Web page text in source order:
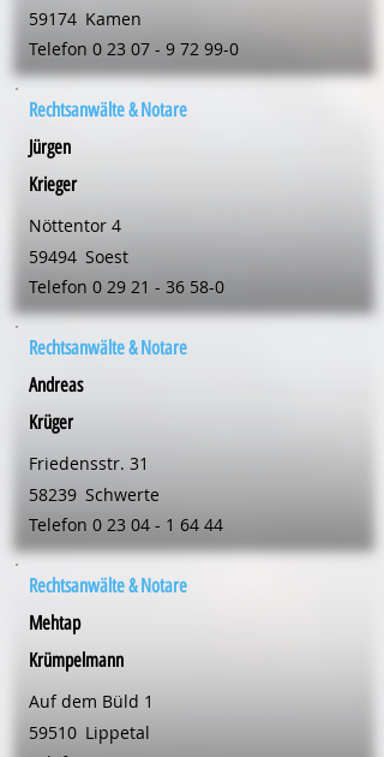
59174 Kamen
Telefon 0 23 07 - 9 72 99-0
Rechtsanwälte & Notare
Jürgen
Krieger
Nöttentor 4
59494 Soest
Telefon 0 29 21 - 36 58-0
Rechtsanwälte & Notare
Andreas
Krüger
Friedensstr. 31
58239 Schwerte
Telefon 0 23 04 - 1 64 44
Rechtsanwälte & Notare
Mehtap
Krümpelmann
Auf dem Büld 1
59510 Lippetal